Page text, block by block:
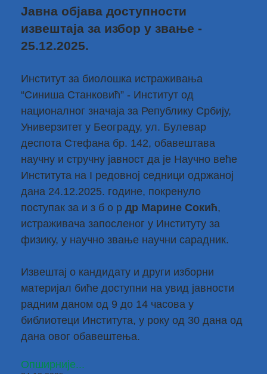
Јавна објава доступности
извештаја за избор у звање -
25.12.2025.
Институт за биолошка истраживања
“Синиша Станковић” - Институт од
националног значаја за Републику Србију,
Универзитет у Београду, ул. Булевар
деспота Стефана бр. 142, обавештава
научну и стручну јавност да је Научно веће
Института на I редовној седници одржаној
дана 24.12.2025. године, покренуло
поступак за и з б о р др Марине Сокић,
истраживача запосленог у Институту за
физику, у научно звање научни сарадник.
Извештај о кандидату и други изборни
материјал биће доступни на увид јавности
радним даном од 9 до 14 часова у
библиотеци Института, у року од 30 дана од
дана овог обавештења.
Опширније...